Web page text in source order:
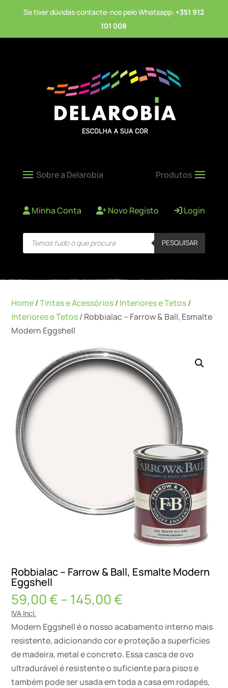
Se tiver dúvidas contacte-nos pelo Whatsapp: +351 912
101 008
Minha Conta Novo Registo Login
Products
search PESQUISAR
Home/Tintas e Acessórios/Interiores e Tetos/
Interiores e Tetos/ Robbialac – Farrow & Ball, Esmalte
Modern Eggshell
Robbialac – Farrow & Ball, Esmalte Modern
Eggshell
59,00€–145,00€
59,00 €
through
145,00 €
IVA Incl.
Modern Eggshell é o nosso acabamento interno mais
resistente, adicionando cor e proteção a superfícies
de madeira, metal e concreto. Essa casca de ovo
ultradurável é resistente o suficiente para pisos e
também pode ser usada em toda a casa em rodapés,